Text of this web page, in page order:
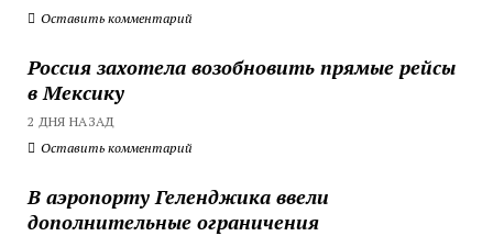
Оставить комментарий
Россия захотела возобновить прямые рейсы
в Мексику
2 ДНЯ НАЗАД
Оставить комментарий
В аэропорту Геленджика ввели
дополнительные ограничения